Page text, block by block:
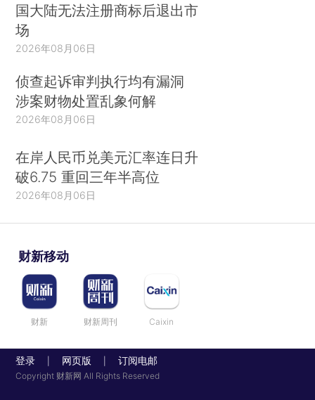
注：
月到2017年12月京东小类商品前十大交易商品每月
的电商交易数据，采用固定篮子指数框架计算得
出。
2016年3月由财新联合数联铭品公司（BBD）
中国新经济的发展状况。
截至目前，新经济系列指数已陆续推出：中国
新能源汽车指数（NEVI，原NEVEI指数）、中国数
字经济指数（DEI，原CDEI指数）、伊利中国消费
升级指数（NECI）、剑南春一带一路指数
（BRI）、朗诗•中国ESG 景气指数（ESGDI）。
国大陆无法注册商标后退出市
场
2026年08月06日
侦查起诉审判执行均有漏洞
涉案财物处置乱象何解
2026年08月06日
在岸人民币兑美元汇率连日升
破6.75 重回三年半高位
2026年08月06日
财新移动
财新 财新周刊 Caixin
登录 网页版 订阅电邮
Copyright 财新网 All Rights Reserved